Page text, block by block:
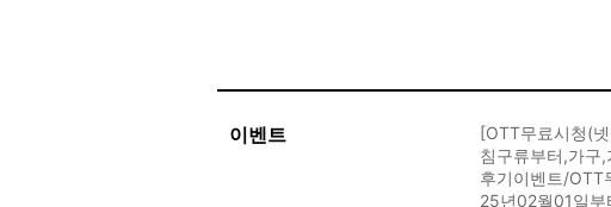
이벤트
[OTT무료시청(
침구류부터,가구
후기이벤트/OTT
25년02월01일부